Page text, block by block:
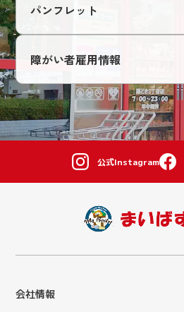
パンフレット
障がい者雇用情報
公式Instagram
会社情報